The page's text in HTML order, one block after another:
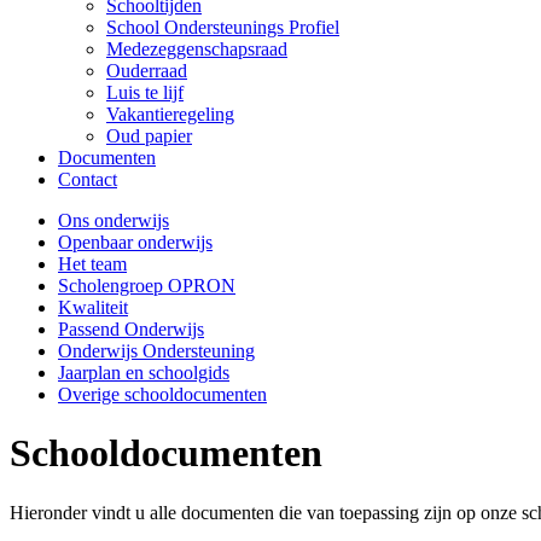
Schooltijden
School Ondersteunings Profiel
Medezeggenschapsraad
Ouderraad
Luis te lijf
Vakantieregeling
Oud papier
Documenten
Contact
Ons onderwijs
Openbaar onderwijs
Het team
Scholengroep OPRON
Kwaliteit
Passend Onderwijs
Onderwijs Ondersteuning
Jaarplan en schoolgids
Overige schooldocumenten
Schooldocumenten
Hieronder vindt u alle documenten die van toepassing zijn op onze